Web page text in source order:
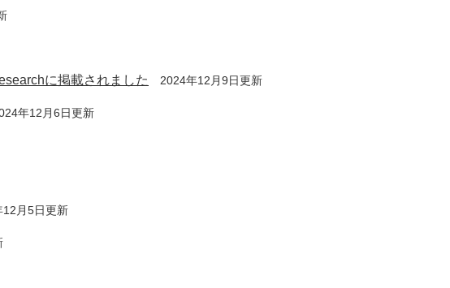
に掲載されました 2024年12月9日更新
年12月6日更新
12月5日更新